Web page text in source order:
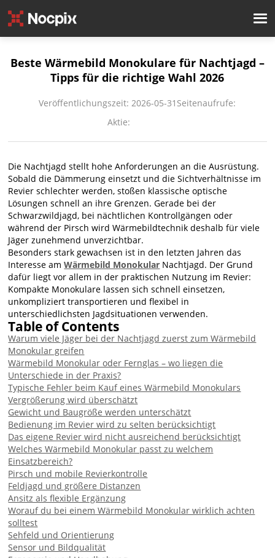
Beste Wärmebild Monokulare für Nachtjagd –
Tipps für die richtige Wahl 2026
Veröffentlichungszeit: 2026-05-31 Seitenaufrufe:
Aktie:
Die Nachtjagd stellt hohe Anforderungen an die Ausrüstung.
Sobald die Dämmerung einsetzt und die Sichtverhältnisse im
Revier schlechter werden, stoßen klassische optische
Lösungen schnell an ihre Grenzen. Gerade bei der
Schwarzwildjagd, bei nächtlichen Kontrollgängen oder
während der Pirsch wird Wärmebildtechnik deshalb für viele
Jäger zunehmend unverzichtbar.
Besonders stark gewachsen ist in den letzten Jahren das
Interesse amWärmebild Monokular Nachtjagd. Der Grund
dafür liegt vor allem in der praktischen Nutzung im Revier:
Kompakte Monokulare lassen sich schnell einsetzen,
unkompliziert transportieren und flexibel in
unterschiedlichsten Jagdsituationen verwenden.
Table of Contents
Warum viele Jäger bei der Nachtjagd zuerst zum Wärmebild
Monokular greifen
Wärmebild Monokular oder Fernglas – wo liegen die
Unterschiede in der Praxis?
Typische Fehler beim Kauf eines Wärmebild Monokulars
Vergrößerung wird überschätzt
Gewicht und Baugröße werden unterschätzt
Bedienung im Revier wird zu selten berücksichtigt
Das eigene Revier wird nicht ausreichend berücksichtigt
Welches Wärmebild Monokular passt zu welchem
Einsatzbereich?
Pirsch und mobile Revierkontrolle
Feldjagd und größere Distanzen
Ansitz als flexible Ergänzung
Worauf du bei einem Wärmebild Monokular wirklich achten
solltest
Sehfeld und Orientierung
Sensor und Bildqualität